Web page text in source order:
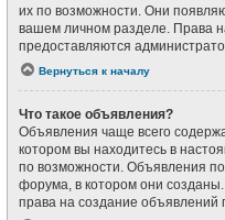
их по возможности. Они
вашем личном разделе. Права
предоставляются
Вернуться к началу
Что такое объявления?
Объявления чаще всего
котором вы находитесь в
по возможности. Объявления
форума, в котором они
права на создание